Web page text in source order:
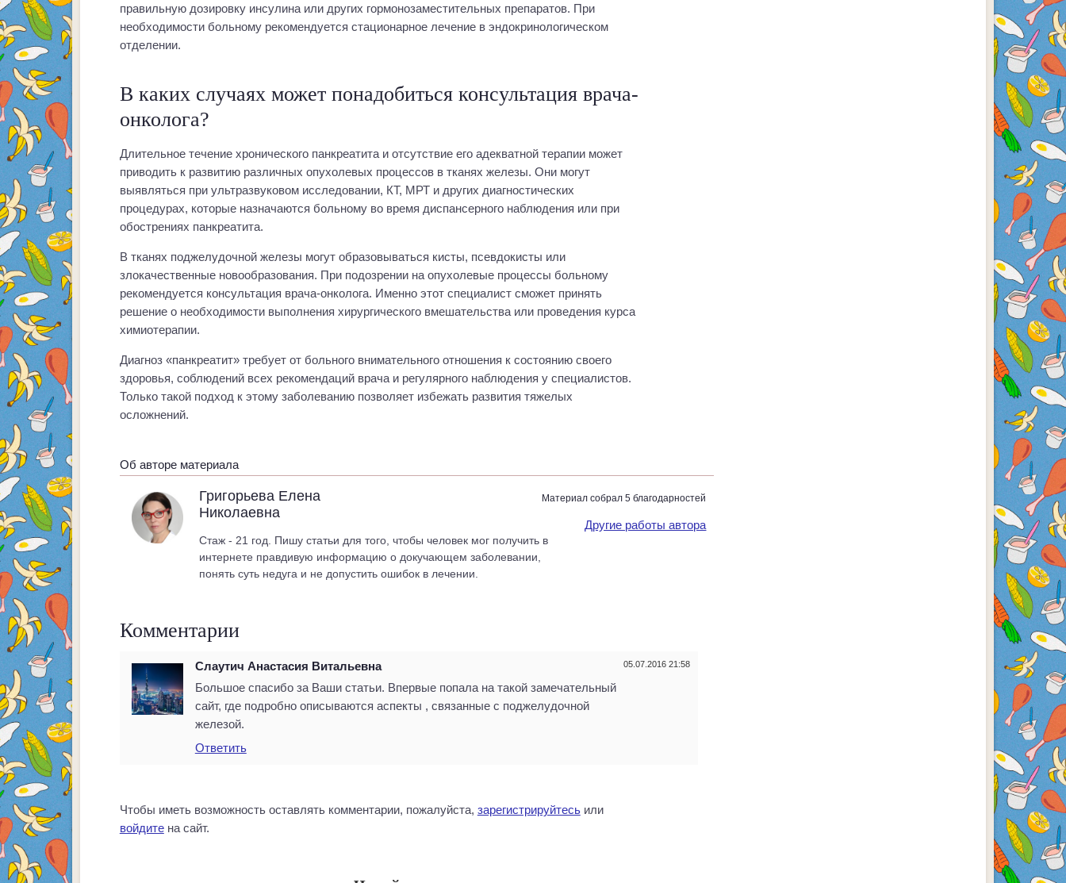
правильную дозировку инсулина или других гормонозаместительных препаратов. При
необходимости больному рекомендуется стационарное лечение в эндокринологическом
отделении.
В каких случаях может понадобиться консультация врача-
онколога?
Длительное течение хронического панкреатита и отсутствие его адекватной терапии может
приводить к развитию различных опухолевых процессов в тканях железы. Они могут
выявляться при ультразвуковом исследовании, КТ, МРТ и других диагностических
процедурах, которые назначаются больному во время диспансерного наблюдения или при
обострениях панкреатита.
В тканях поджелудочной железы могут образовываться кисты, псевдокисты или
злокачественные новообразования. При подозрении на опухолевые процессы больному
рекомендуется консультация врача-онколога. Именно этот специалист сможет принять
решение о необходимости выполнения хирургического вмешательства или проведения курса
химиотерапии.
Диагноз «панкреатит» требует от больного внимательного отношения к состоянию своего
здоровья, соблюдений всех рекомендаций врача и регулярного наблюдения у специалистов.
Только такой подход к этому заболеванию позволяет избежать развития тяжелых
осложнений.
Об авторе материала
Григорьева Елена
Николаевна
Материал собрал 5 благодарностей
Другие работы автора
Стаж - 21 год. Пишу статьи для того, чтобы человек мог получить в
интернете правдивую информацию о докучающем заболевании,
понять суть недуга и не допустить ошибок в лечении.
Комментарии
Слаутич Анастасия Витальевна 05.07.2016 21:58
Большое спасибо за Ваши статьи. Впервые попала на такой замечательный
сайт, где подробно описываются аспекты , связанные с поджелудочной
железой.
Ответить
Чтобы иметь возможность оставлять комментарии, пожалуйста, зарегистрируйтесьили
войдитена сайт.